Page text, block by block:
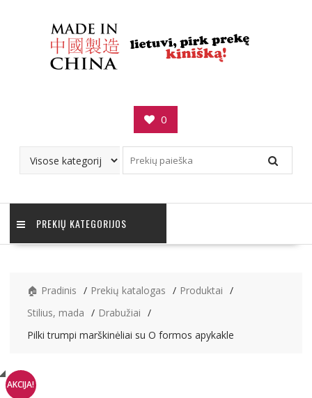
0
PREKIŲ KATEGORIJOS
🏠 Pradinis Prekių katalogas
Produktai
Stilius, mada
Drabužiai
Pilki trumpi marškinėliai su O formos apykakle
AKCIJA!